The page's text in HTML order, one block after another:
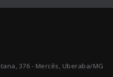
376 - Mercês, Uberaba/MG